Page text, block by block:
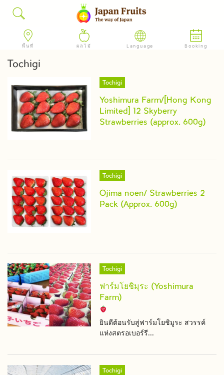
พื้นที่ ผลไม้ Language Booking
Tochigi
Tochigi
Yoshimura Farm/[Hong Kong
Limited] 12 Skyberry
Strawberries (approx. 600g)
Tochigi
Ojima noen/ Strawberries 2
Pack (Approx. 600g)
Tochigi
ฟาร์มโยชิมุระ (Yoshimura
Farm)
ยินดีต้อนรับสู่ฟาร์มโยชิมูระ สวรรค์
แห่งสตรอเบอร์รี...
Tochigi